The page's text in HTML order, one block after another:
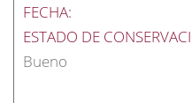
FECHA:
ESTADO DE
Bueno